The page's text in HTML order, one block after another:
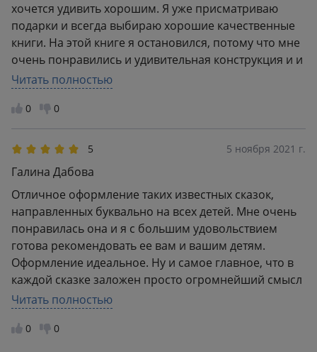
хочется удивить хорошим. Я уже присматриваю
подарки и всегда выбираю хорошие качественные
книги. На этой книге я остановился, потому что мне
очень понравились и удивительная конструкция и и
какой нестандартный подход к иллюстрациям.
Приятно дарить именно добрые книги ! Эта книга -
настоящий зимний подарок!
Читать полностью
0 0
5 5 ноября 2021 г.
Галина Дабова
Отличное оформление таких известных сказок,
направленных буквально на всех детей. Мне очень
понравилась она и я с большим удовольствием
готова рекомендовать ее вам и вашим детям.
Оформление идеальное. Ну и самое главное, что в
каждой сказке заложен просто огромнейший смысл
и это очень важно, на самом деле для каждого
ребенка в плане развития и становления личности.
Так что рекомендую обратить внимание.
Читать полностью
0 0